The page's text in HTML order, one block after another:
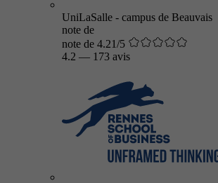
UniLaSalle - campus de Beauvais
note de
note de 4.21/5
4.2 — 173 avis